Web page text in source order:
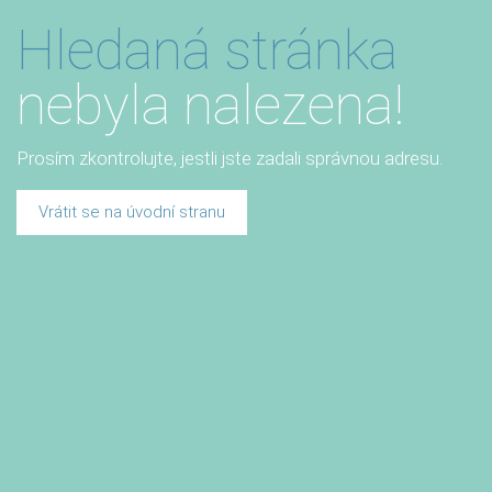
Hledaná stránka
nebyla nalezena!
Prosím zkontrolujte, jestli jste zadali správnou adresu.
Vrátit se na úvodní stranu